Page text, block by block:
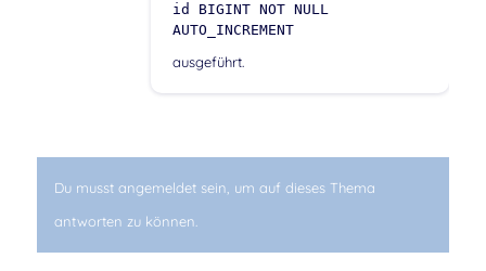
id BIGINT NOT NULL
AUTO_INCREMENT
ausgeführt.
Du musst angemeldet sein, um auf dieses Thema
antworten zu können.